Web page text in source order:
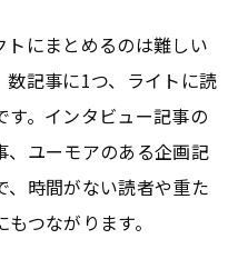
にまとめるのは難しい
記事に1つ、ライトに読
。インタビュー記事の
、ユーモアのある企画記
、時間がない読者や重た
つながります。